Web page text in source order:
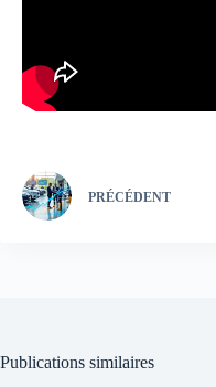
PRÉCÉDENT
Publications similaires